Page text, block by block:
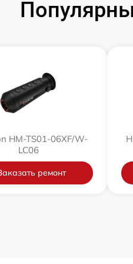
ПО)
управления
после попадания влаги
HM-TS01-06XF/W-
LC06
ремонт